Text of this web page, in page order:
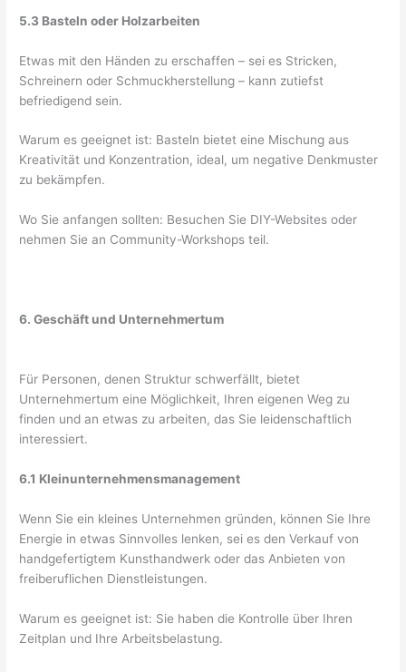
5.3 Basteln oder Holzarbeiten
Etwas mit den Händen zu erschaffen – sei es Stricken,
Schreinern oder Schmuckherstellung – kann zutiefst
befriedigend sein.
Warum es geeignet ist: Basteln bietet eine Mischung aus
Kreativität und Konzentration, ideal, um negative Denkmuster
zu bekämpfen.
Wo Sie anfangen sollten: Besuchen Sie DIY-Websites oder
nehmen Sie an Community-Workshops teil.
6. Geschäft und Unternehmertum
Für Personen, denen Struktur schwerfällt, bietet
Unternehmertum eine Möglichkeit, Ihren eigenen Weg zu
finden und an etwas zu arbeiten, das Sie leidenschaftlich
interessiert.
6.1 Kleinunternehmensmanagement
Wenn Sie ein kleines Unternehmen gründen, können Sie Ihre
Energie in etwas Sinnvolles lenken, sei es den Verkauf von
handgefertigtem Kunsthandwerk oder das Anbieten von
freiberuflichen Dienstleistungen.
Warum es geeignet ist: Sie haben die Kontrolle über Ihren
Zeitplan und Ihre Arbeitsbelastung.